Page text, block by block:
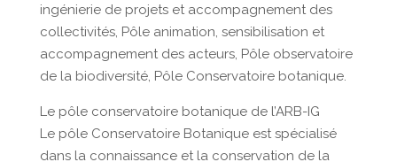
ingénierie de projets et accompagnement des
collectivités, Pôle animation, sensibilisation et
accompagnement des acteurs, Pôle observatoire
de la biodiversité, Pôle Conservatoire botanique.
Le pôle conservatoire botanique de l’ARB-IG
Le pôle Conservatoire Botanique est spécialisé
dans la connaissance et la conservation de la